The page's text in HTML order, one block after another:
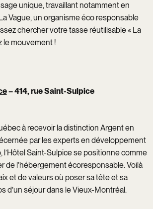
unique, travaillant notamment en
Vague, un organisme éco responsable
chercher votre tasse réutilisable « La
le mouvement !
– 414, rue Saint-Sulpice
à recevoir la distinction Argent en
par les experts en développement
, l’Hôtel Saint-Sulpice se positionne comme
de l’hébergement écoresponsable. Voilà
et de valeurs où poser sa tête et sa
d’un séjour dans le Vieux-Montréal.